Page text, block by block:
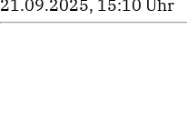
21.09.2025, 15:10 Uhr